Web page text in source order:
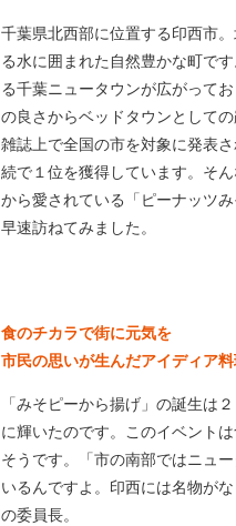
千葉県北西部に位置する印西市
る水に囲まれた自然豊かな町で
る千葉ニュータウンが広がって
の良さからベッドタウンとして
雑誌上で全国の市を対象に発表
続で１位を獲得しています。そ
から愛されている「ピーナッツ
早速訪ねてみました。
食のチカラで街に元気を
市民の思いが生んだアイディア
「みそピーから揚げ」の誕生は
に輝いたのです。このイベント
そうです。「市の南部ではニュ
いるんですよ。印西には名物が
の委員長。